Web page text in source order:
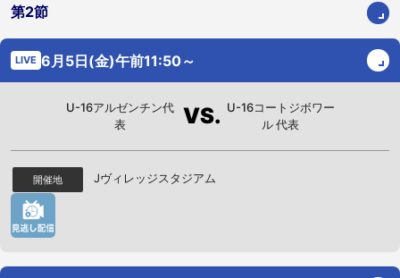
第2節
LIVE 6月5日(金)午前11:50～
U-16アルゼンチン代
表
VS. U-16コートジボワー
ル 代表
開催地 Jヴィレッジスタジアム